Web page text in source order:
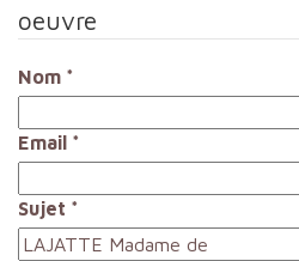
oeuvre
Nom *
Email *
Sujet *